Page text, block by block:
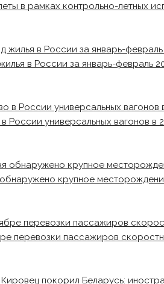
в рамках контрольно-летных
в России за январь-февраль
России универсальных вагонов в
крупное
перевозки пассажиров